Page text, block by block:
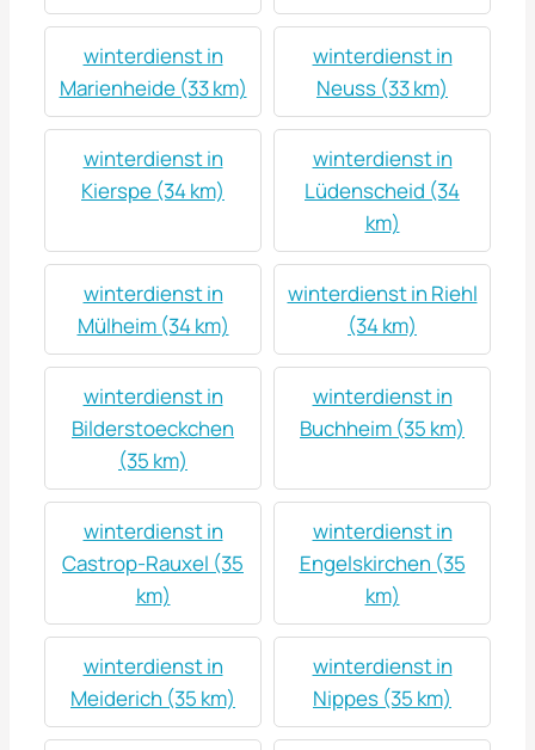
winterdienst in
Marienheide (33 km)
winterdienst in
Neuss (33 km)
winterdienst in
Kierspe (34 km)
winterdienst in
Lüdenscheid (34
km)
winterdienst in
Mülheim (34 km)
winterdienst in Riehl
(34 km)
winterdienst in
Bilderstoeckchen
(35 km)
winterdienst in
Buchheim (35 km)
winterdienst in
Castrop-Rauxel (35
km)
winterdienst in
Engelskirchen (35
km)
winterdienst in
Meiderich (35 km)
winterdienst in
Nippes (35 km)